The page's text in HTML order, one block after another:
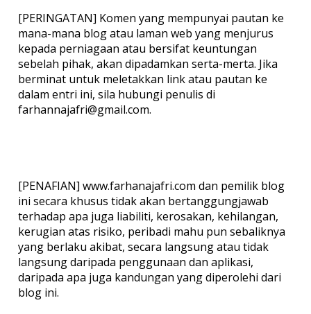
[PERINGATAN] Komen yang mempunyai pautan ke
mana-mana blog atau laman web yang menjurus
kepada perniagaan atau bersifat keuntungan
sebelah pihak, akan dipadamkan serta-merta. Jika
berminat untuk meletakkan link atau pautan ke
dalam entri ini, sila hubungi penulis di
farhannajafri@gmail.com.
[PENAFIAN] www.farhanajafri.com dan pemilik blog
ini secara khusus tidak akan bertanggungjawab
terhadap apa juga liabiliti, kerosakan, kehilangan,
kerugian atas risiko, peribadi mahu pun sebaliknya
yang berlaku akibat, secara langsung atau tidak
langsung daripada penggunaan dan aplikasi,
daripada apa juga kandungan yang diperolehi dari
blog ini.